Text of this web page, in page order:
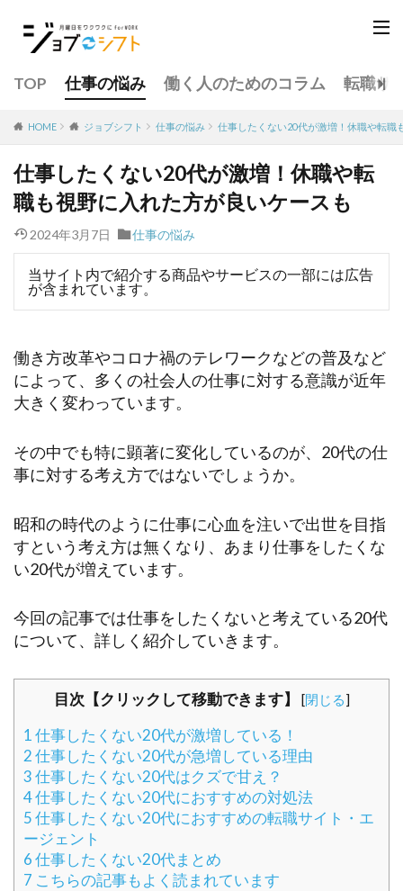
TOP 仕事の悩み 働く人のためのコラム 転職サ
HOME ジョブシフト 仕事の悩み 仕事したくない20代が激増！休職や転職
仕事したくない20代が激増！休職や転
職も視野に入れた方が良いケースも
2024年3月7日 仕事の悩み
当サイト内で紹介する商品やサービスの一部には広告
が含まれています。
働き方改革やコロナ禍のテレワークなどの普及など
によって、多くの社会人の仕事に対する意識が近年
大きく変わっています。
その中でも特に顕著に変化しているのが、20代の仕
事に対する考え方ではないでしょうか。
昭和の時代のように仕事に心血を注いで出世を目指
すという考え方は無くなり、あまり仕事をしたくな
い20代が増えています。
今回の記事では仕事をしたくないと考えている20代
について、詳しく紹介していきます。
目次【クリックして移動できます】 [閉じる]
1仕事したくない20代が激増している！
2仕事したくない20代が急増している理由
3仕事したくない20代はクズで甘え？
4仕事したくない20代におすすめの対処法
5仕事したくない20代におすすめの転職サイト・エ
ージェント
6仕事したくない20代まとめ
7 こちらの記事もよく読まれています